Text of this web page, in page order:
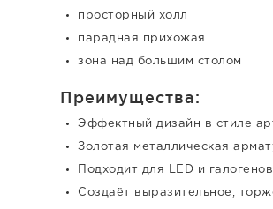
просторный холл
парадная прихожая
зона над большим столом
Преимущества:
Эффектный дизайн в стиле
Золотая металлическая
Подходит для LED и
Создаёт выразительное,